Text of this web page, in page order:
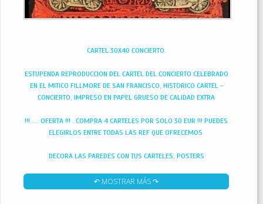
CARTEL 30X40 CONCIERTO.
ESTUPENDA REPRODUCCION DEL CARTEL DEL CONCIERTO CELEBRADO
EN EL MITICO FILLMORE DE SAN FRANCISCO, HISTORICO CARTEL -
CONCIERTO, IMPRESO EN PAPEL GRUESO DE CALIDAD EXTRA
!!! .... OFERTA !!! ..COMPRA 4 CARTELES POR SOLO 30 EUR !!! PUEDES
ELEGIRLOS ENTRE TODAS LAS REF QUE OFRECEMOS.
DECORA LAS PAREDES CON TUS CARTELES, POSTERS
↶ MOSTRAR MÁS ↷